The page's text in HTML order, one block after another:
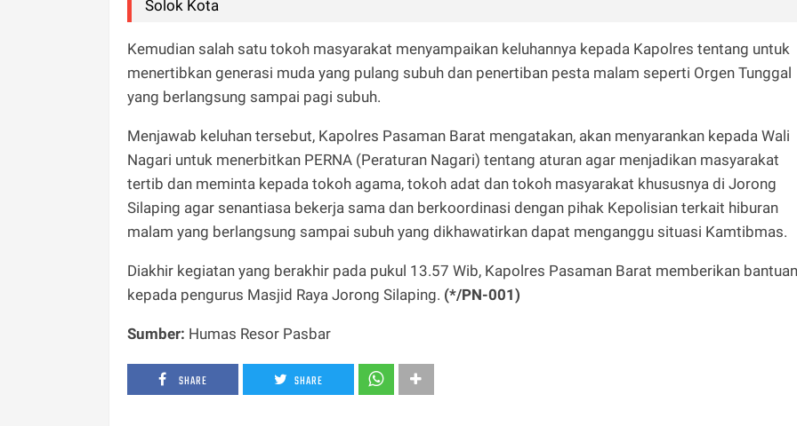
Solok Kota
Kemudian salah satu tokoh masyarakat menyampaikan keluhannya kepada Kapolres tentang untuk
menertibkan generasi muda yang pulang subuh dan penertiban pesta malam seperti Orgen Tunggal
yang berlangsung sampai pagi subuh.
Menjawab keluhan tersebut, Kapolres Pasaman Barat mengatakan, akan menyarankan kepada Wali
Nagari untuk menerbitkan PERNA (Peraturan Nagari) tentang aturan agar menjadikan masyarakat
tertib dan meminta kepada tokoh agama, tokoh adat dan tokoh masyarakat khususnya di Jorong
Silaping agar senantiasa bekerja sama dan berkoordinasi dengan pihak Kepolisian terkait hiburan
malam yang berlangsung sampai subuh yang dikhawatirkan dapat menganggu situasi Kamtibmas.
Diakhir kegiatan yang berakhir pada pukul 13.57 Wib, Kapolres Pasaman Barat memberikan bantuan
kepada pengurus Masjid Raya Jorong Silaping. (*/PN-001)
Sumber: Humas Resor Pasbar
SHARE SHARE